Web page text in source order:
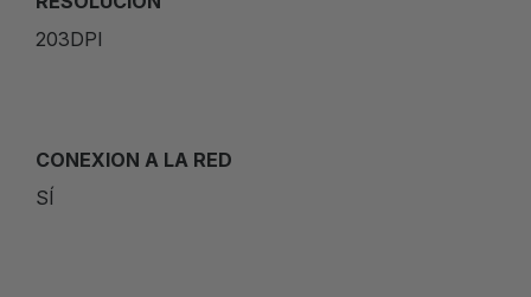
203DPI
CONEXION A LA RED
SÍ